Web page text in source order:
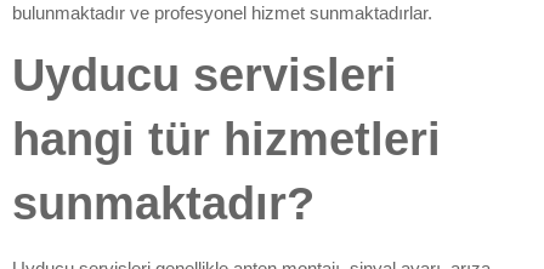
bulunmaktadır ve profesyonel hizmet sunmaktadırlar.
Uyducu servisleri
hangi tür hizmetleri
sunmaktadır?